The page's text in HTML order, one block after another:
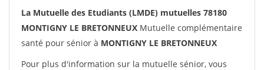
La Mutuelle des Etudiants (LMDE) mutuelles 78180
MONTIGNY LE BRETONNEUX Mutuelle complémentaire
santé pour sénior à MONTIGNY LE BRETONNEUX
Pour plus d'information sur la mutuelle sénior, vous